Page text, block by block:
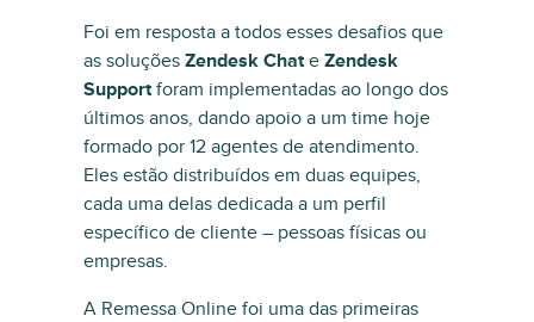
Foi em resposta a todos esses desafios que
as soluções Zendesk Chate Zendesk
Supportforam implementadas ao longo dos
últimos anos, dando apoio a um time hoje
formado por 12 agentes de atendimento.
Eles estão distribuídos em duas equipes,
cada uma delas dedicada a um perfil
específico de cliente – pessoas físicas ou
empresas.
A Remessa Online foi uma das primeiras